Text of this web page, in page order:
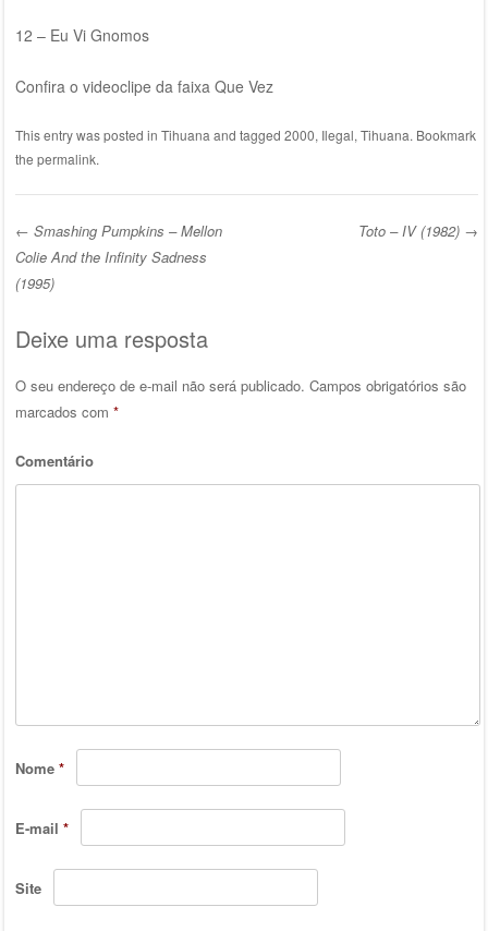
12 – Eu Vi Gnomos
Confira o videoclipe da faixa Que Vez
This entry was posted in Tihuanaand tagged 2000, Ilegal,Tihuana. Bookmark
the permalink.
Post navigation
← Smashing Pumpkins – Mellon
Colie And the Infinity Sadness
(1995)
Toto – IV (1982) →
Deixe uma resposta
O seu endereço de e-mail não será publicado. Campos obrigatórios são
marcados com *
Comentário
Nome *
E-mail *
Site